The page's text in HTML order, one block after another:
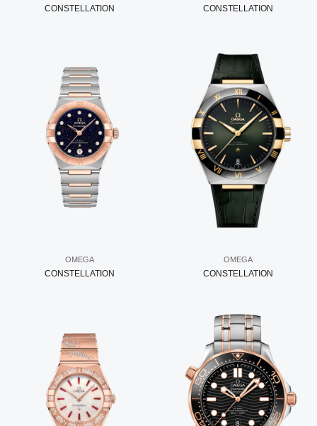
CONSTELLATION CONSTELLATION
OMEGA
CONSTELLATION
OMEGA
CONSTELLATION